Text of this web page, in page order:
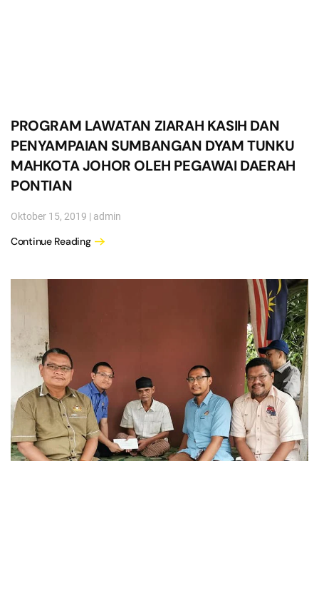
PROGRAM LAWATAN ZIARAH KASIH DAN
PENYAMPAIAN SUMBANGAN DYAM TUNKU
MAHKOTA JOHOR OLEH PEGAWAI DAERAH
PONTIAN
Oktober 15, 2019 | admin
Continue Reading